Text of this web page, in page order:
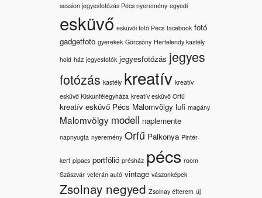
session jegyesfotózás Pécs nyeremény egyedi
esküvő esküvői fotó Pécs facebook fotó
gadgetfoto gyerekek Görcsöny Hertelendy kastély
hold ház jegyesfotók jegyesfotózás jegyes
fotózás kastély kreatív kreatív
esküvő Kiskunfélegyháza kreatív esküvő Orfű
kreatív esküvő Pécs Malomvölgy lufi magány
Malomvölgy modell naplemente
napnyugta nyeremény Orfű Palkonya Pintér-
kert pipacs portfólió présház pécs room
Szászvár veterán autó vintage vászonképek
Zsolnay negyed Zsolnay étterem új